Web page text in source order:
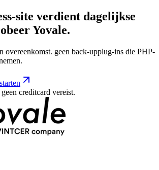
site verdient dagelijkse
Yovale.
overeenkomst. geen back-upplug-ins die PHP-
creditcard vereist.